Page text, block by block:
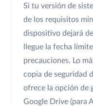
Si tu versión de
de los requisitos
dispositivo dejará
llegue la fecha
precauciones. Lo
copia de seguridad
ofrece la opción de
Google Drive (para